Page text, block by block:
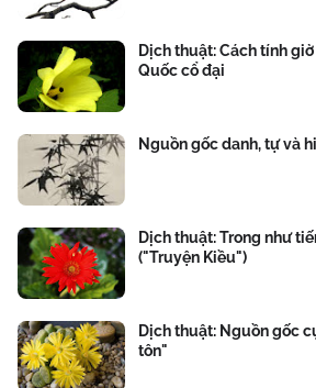
Dịch thuật: Cách tính
Quốc cổ đại
Nguồn gốc danh, tự và
Dịch thuật: Trong như
("Truyện Kiều")
Dịch thuật: Nguồn gốc
tôn"